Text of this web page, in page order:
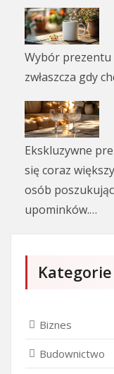
Wybór prezentu
zwłaszcza gdy
Ekskluzywne
się coraz
osób
upominków.…
Kategorie
Biznes
Budownictwo